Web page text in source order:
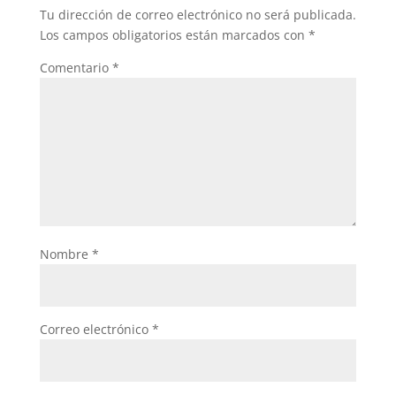
Tu dirección de correo electrónico no será publicada.
Los campos obligatorios están marcados con *
Comentario *
Nombre *
Correo electrónico *